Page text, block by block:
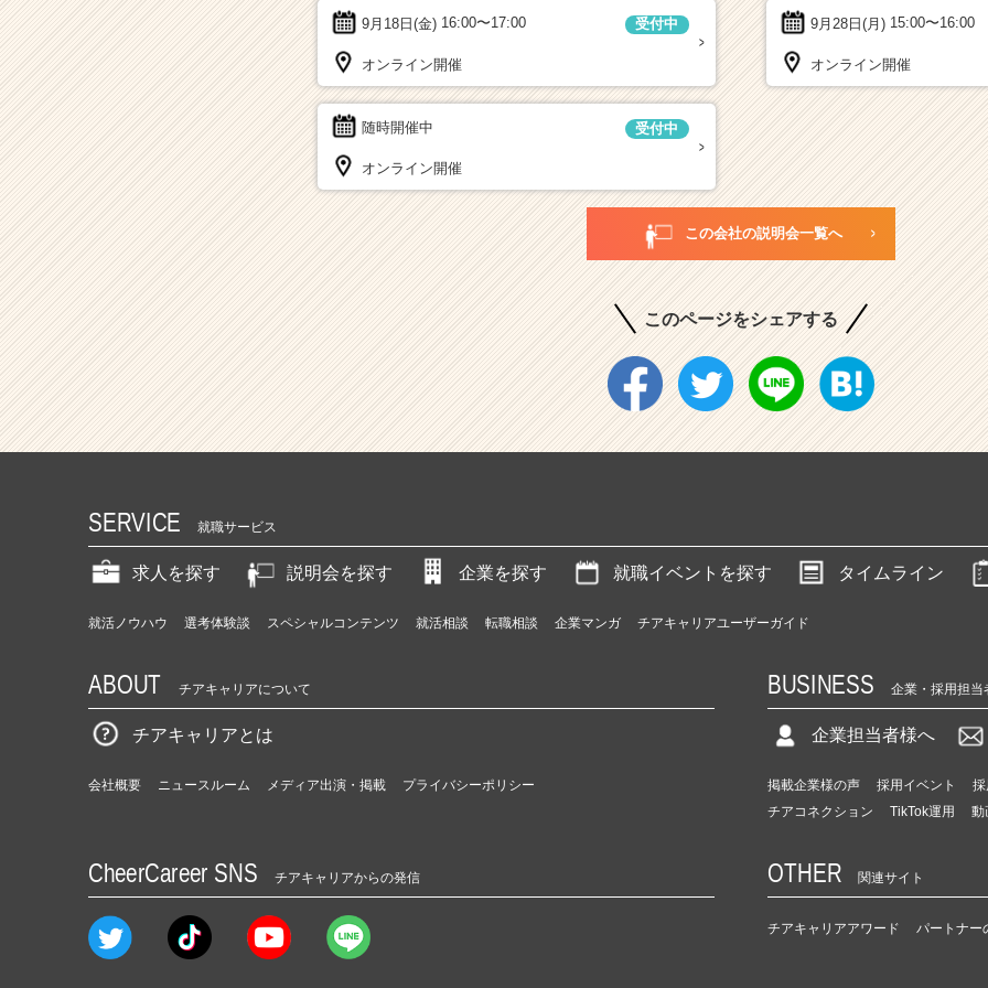
9月18日(金) 16:00〜17:00 受付中
オンライン開催
9月28日(月) 15:00〜16:00
オンライン開催
随時開催中 受付中
オンライン開催
この会社の説明会一覧へ
このページをシェアする
SERVICE 就職サービス
求人を探す 説明会を探す 企業を探す 就職イベントを探す タイムライン
就活ノウハウ 選考体験談 スペシャルコンテンツ 就活相談 転職相談 企業マンガ チアキャリアユーザーガイド
ABOUT チアキャリアについて
チアキャリアとは
会社概要 ニュースルーム メディア出演・掲載 プライバシーポリシー
BUSINESS 企業・採用担当
企業担当者様へ
掲載企業様の声 採用イベント
チアコネクション
TikTok運用 動
CheerCareer SNS チアキャリアからの発信 OTHER 関連サイト
チアキャリアアワード パートナー